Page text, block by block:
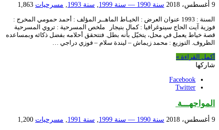
9 أغسطس، 2018 سنة 1990 — سنة 1999 سنة 1993 مسرحيات 1,863
السنة : 1993 عنوان العرض : الخيـاط الماهــر المؤلف : أحمد حمومي المخرج :
فوزية آيت الحاج سينوغرافيا : كمال بنيجار ملخص المسرحية : تروي المسرحية
قصة خياط يعمل في محل، يتخيّل بأنه بطل. فتتحقق أحلامه بفضل ذكائه وبمساعده
الظروف. التوزيع : محمد زيماش – ليندة سلام – فوزي دراجي …
أكمل القراءة »
شاركها
Facebook
Twitter
المواجهـــة
9 أغسطس، 2018 سنة 1990 — سنة 1999 , سنة 1991 , مسرحيات 1,200